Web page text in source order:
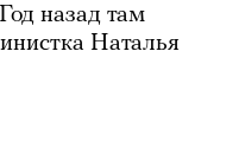
назад там
Наталья